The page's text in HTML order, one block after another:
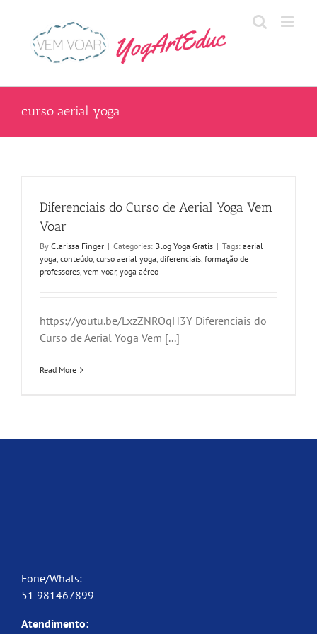
content
curso aerial yoga
Diferenciais do Curso de Aerial Yoga Vem
Voar
By Clarissa Finger | Categories: Blog Yoga Gratis | Tags: aerial
yoga, conteúdo, curso aerial yoga, diferenciais, formação de
professores, vem voar, yoga aéreo
https://youtu.be/LxzZNROqH3Y Diferenciais do
Curso de Aerial Yoga Vem [...]
Read More
Fone/Whats:
51 981467899
Atendimento: